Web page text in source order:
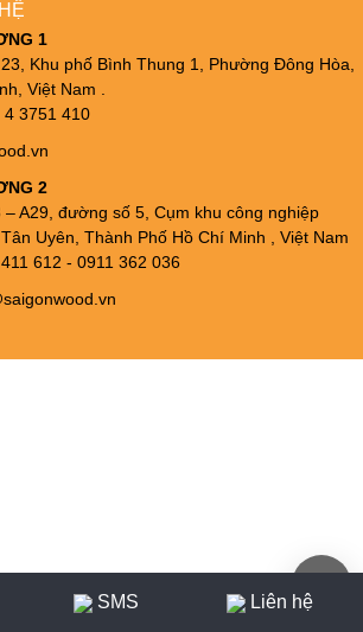
1
Khu phố Bình Thung 1, Phường Đông Hòa,
Việt Nam .
3751 410
2
– A29, đường số 5, Cụm khu công nghiệp
Uyên, Thành Phố Hồ Chí Minh , Việt Nam
612 - 0911 362 036
SMS Liên hệ